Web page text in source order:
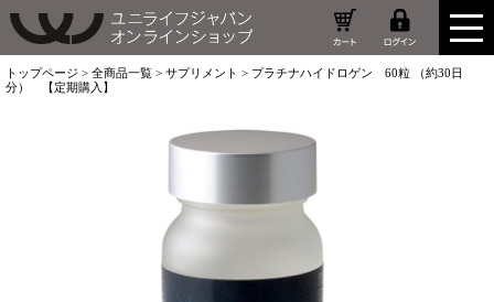
トップページ > 全商品一覧 > サプリメント > プラチナハイドロゲン 60粒 （約30日
分） 【定期購入】